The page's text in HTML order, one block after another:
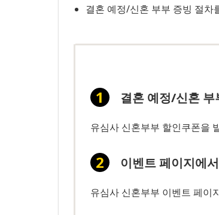
결혼 예정/신혼 부부 증빙 절차
결혼 예정/신혼 부
유심사 신혼부부 할인쿠폰을
이벤트 페이지에
유심사 신혼부부 이벤트 페이